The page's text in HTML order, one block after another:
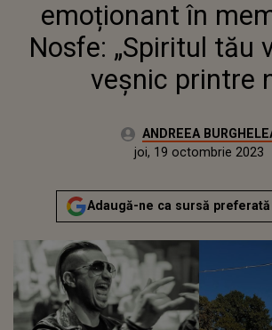
„SPIRITUL
VEȘNIC
emoționant în
Nosfe: „Spiritul tău
veșnic printre
Autor:ANDREEA
miercuri, 19 octombrie 2022
Actualizat:
joi, 19 octombrie 2023
Adaugă-ne ca sursă